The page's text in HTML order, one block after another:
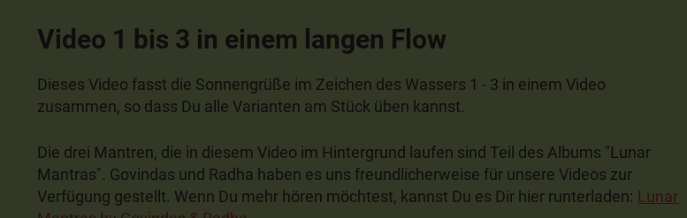
Video 1 bis 3 in einem langen Flow
Dieses Video fasst die Sonnengrüße im Zeichen des Wassers 1 - 3 in einem Video
zusammen, so dass Du alle Varianten am Stück üben kannst.
Die drei Mantren, die in diesem Video im Hintergrund laufen sind Teil des Albums "Lunar
Mantras". Govindas und Radha haben es uns freundlicherweise für unsere Videos zur
Verfügung gestellt. Wenn Du mehr hören möchtest, kannst Du es Dir hier runterladen: Lunar